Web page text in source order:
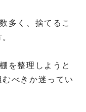
多く、捨てるこ
を整理しようと
べきか迷ってい